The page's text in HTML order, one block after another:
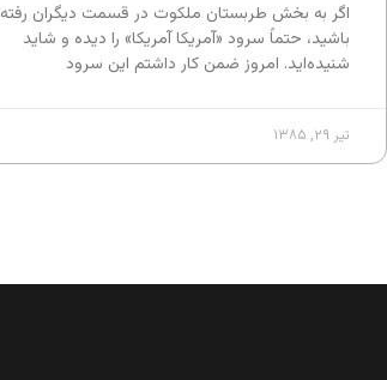
اگر به بخش طربستان ملکوت در قسمت دیگران رفته
باشید، حتماً سرود «آمریکا آمریکا» را دیده و شاید
شنیده‌اید. امروز ضمن کار داشتم این سرود
تیر ۲۹, ۱۳۸۵